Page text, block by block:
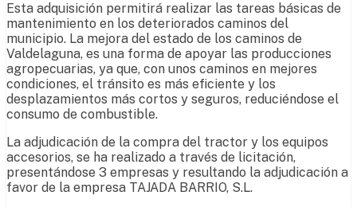
Esta adquisición permitirá realizar las tareas básicas de
mantenimiento en los deteriorados caminos del
municipio. La mejora del estado de los caminos de
Valdelaguna, es una forma de apoyar las producciones
agropecuarias, ya que, con unos caminos en mejores
condiciones, el tránsito es más eficiente y los
desplazamientos más cortos y seguros, reduciéndose el
consumo de combustible.
La adjudicación de la compra del tractor y los equipos
accesorios, se ha realizado a través de licitación,
presentándose 3 empresas y resultando la adjudicación a
favor de la empresa TAJADA BARRIO, S.L.